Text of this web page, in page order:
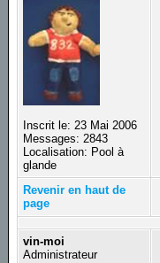
Inscrit le: 23 Mai 2006
Messages: 2843
Localisation: Pool à
glande
Revenir en haut de
page
vin-moi
Administrateur